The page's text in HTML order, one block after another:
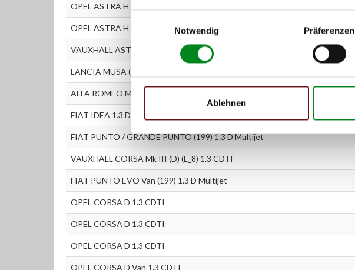
Einwilligungsauswahl
Notwendig
Präferenzen
Ablehnen
OPEL ASTRA H Schrägheck 1.3 CDTI
OPEL ASTRA H Van 1.3 CDTI
VAUXHALL ASTRAVAN Mk V (H) 1.3 CDTi
LANCIA MUSA (350) 1.3 D Multijet
ALFA ROMEO MITO (955) 1.3 JTDM
FIAT IDEA 1.3 D Multijet
FIAT PUNTO / GRANDE PUNTO (199) 1.3 D Multijet
VAUXHALL CORSA Mk III (D) (L_8) 1.3 CDTI
FIAT PUNTO EVO Van (199) 1.3 D Multijet
OPEL CORSA D 1.3 CDTI
OPEL CORSA D 1.3 CDTI
OPEL CORSA D 1.3 CDTI
OPEL CORSA D Van 1.3 CDTI